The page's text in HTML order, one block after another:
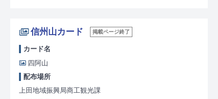
信州山カード 掲載ページ終了
カード名
四阿山
配布場所
上田地域振興局商工観光課